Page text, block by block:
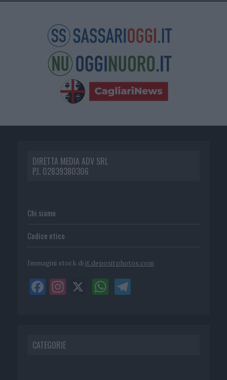
DIRETTA MEDIA ADV SRL
P.I. 02839380306
Chi siamo
Codice etico
Immagini stock di it.depositphotos.com
CATEGORIE